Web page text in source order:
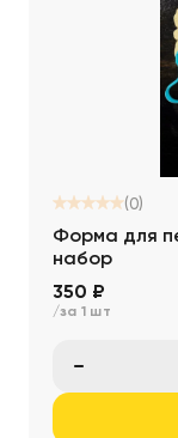
(0)
Форма для
набор
350 ₽
/за 1 шт